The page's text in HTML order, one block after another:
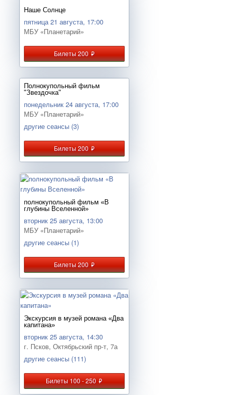
Наше Солнце
пятница 21 августа, 17:00
МБУ «Планетарий»
Билеты 200руб.
Полнокупольный фильм
"Звездочка"
понедельник 24 августа, 17:00
МБУ «Планетарий»
другие сеансы (3)
Билеты 200руб.
полнокупольный фильм «В
глубины Вселенной»
вторник 25 августа, 13:00
МБУ «Планетарий»
другие сеансы (1)
Билеты 200руб.
Экскурсия в музей романа «Два
капитана»
вторник 25 августа, 14:30
г. Псков, Октябрьский пр-т, 7а
другие сеансы (111)
Билеты 100 - 250руб.